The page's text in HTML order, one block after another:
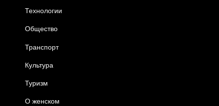
Технологии
Общество
Транспорт
Культура
Туризм
О женском